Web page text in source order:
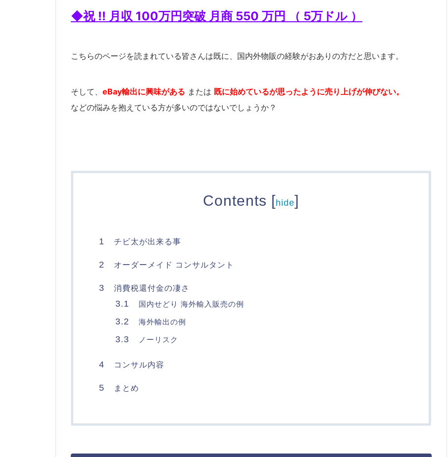
◆祝 !! 月収 100万円突破 月商 550 万円 （ 5万ドル ）
こちらのページを読まれている皆さんは既に、国内外物販の経験がおありの方だと思います。
そして、 eBay輸出に興味がある または 既に始めているが思ったように売り上げが伸びない。
などの悩みを抱えている方が多いのではないでしょうか？
Contents [hide]
1 チビ太が出来る事
2 オーダーメイド コンサルタント
3 消費税還付金の凄さ
3.1 国内せどり 海外輸入販売の例
3.2 海外輸出の例
3.3 ノーリスク
4 コンサル内容
5 まとめ